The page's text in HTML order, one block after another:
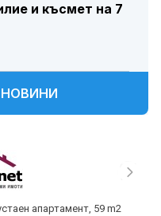
и късмет на 7
апартамент, 59 m2